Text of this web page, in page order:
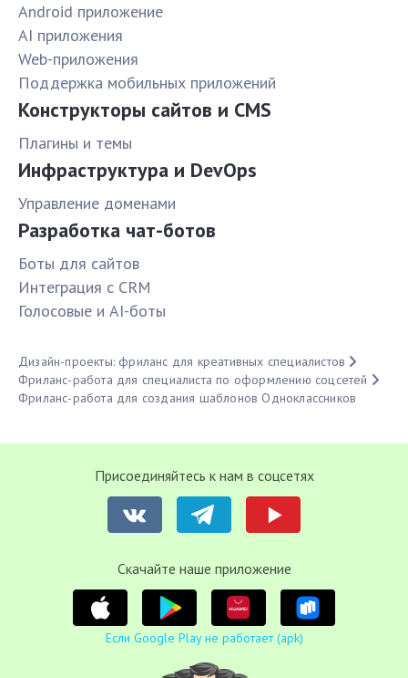
Android приложение
AI приложения
Web-приложения
Поддержка мобильных приложений
Конструкторы сайтов и CMS
Плагины и темы
Инфраструктура и DevOps
Управление доменами
Разработка чат-ботов
Боты для сайтов
Интеграция с CRM
Голосовые и AI-боты
Дизайн-проекты: фриланс для креативных специалистов
Фриланс-работа для специалиста по оформлению соцсетей
Фриланс-работа для создания шаблонов Одноклассников
Присоединяйтесь к нам в соцсетях
Cкачайте наше приложение
Если Google Play не работает (apk)